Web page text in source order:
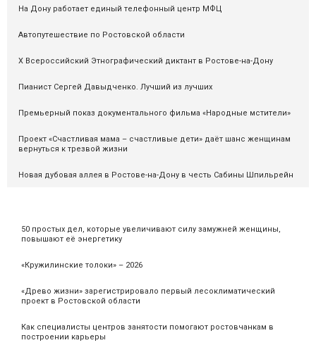
50 простых дел, которые увеличивают силу замужней женщины,
повышают её энергетику
«Кружилинские толоки» – 2026
«Древо жизни» зарегистрировало первый лесоклиматический
проект в Ростовской области
Как специалисты центров занятости помогают ростовчанкам в
построении карьеры
На Дону работает единый телефонный центр МФЦ
Автопутешествие по Ростовской области
X Всероссийский Этнографический диктант в Ростове-на-Дону
Пианист Сергей Давыдченко. Лучший из лучших
Премьерный показ документального фильма «Народные мстители»
Проект «Счастливая мама – счастливые дети» даёт шанс женщинам
вернуться к трезвой жизни
Новая дубовая аллея в Ростове-на-Дону в честь Сабины Шпильрейн